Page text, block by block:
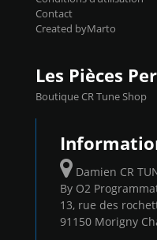
Contact
Created byMarto
Les Pièces
Boutique CR Tune Shop
Damien CR
By O2
13, rue des
91150 Morigny